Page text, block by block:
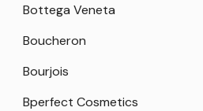
Bottega Veneta
Boucheron
Bourjois
Bperfect Cosmetics